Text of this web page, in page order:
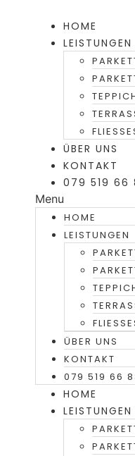
HOME
LEISTUNGEN
ÜBER UNS
KONTAKT
079 519 66
Menu
HOME
LEISTUNGEN
ÜBER UNS
KONTAKT
079 519 66
HOME
LEISTUNGEN